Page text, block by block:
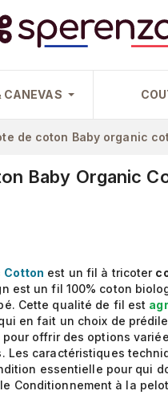
CANEVAS
de coton Baby organic
Baby Organic
Cotton est un fil à tricoter
est un fil 100% coton
Cette qualité de fil est
en fait un choix de
offrir des options
Les caractéristiques
essentielle pour qui
Conditionnement à la